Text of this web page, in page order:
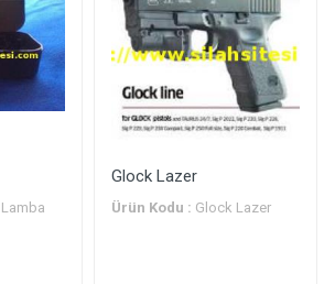
Glock Lazer
Ürün Kodu : Glock Lazer